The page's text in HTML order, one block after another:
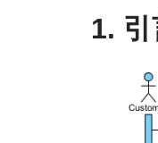
1.